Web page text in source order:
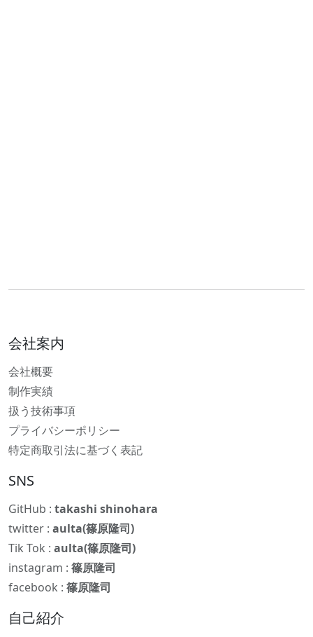
会社案内
会社概要
制作実績
扱う技術事項
プライバシーポリシー
特定商取引法に基づく表記
SNS
GitHub : takashi shinohara
twitter : aulta(篠原隆司)
Tik Tok : aulta(篠原隆司)
instagram : 篠原隆司
facebook : 篠原隆司
自己紹介